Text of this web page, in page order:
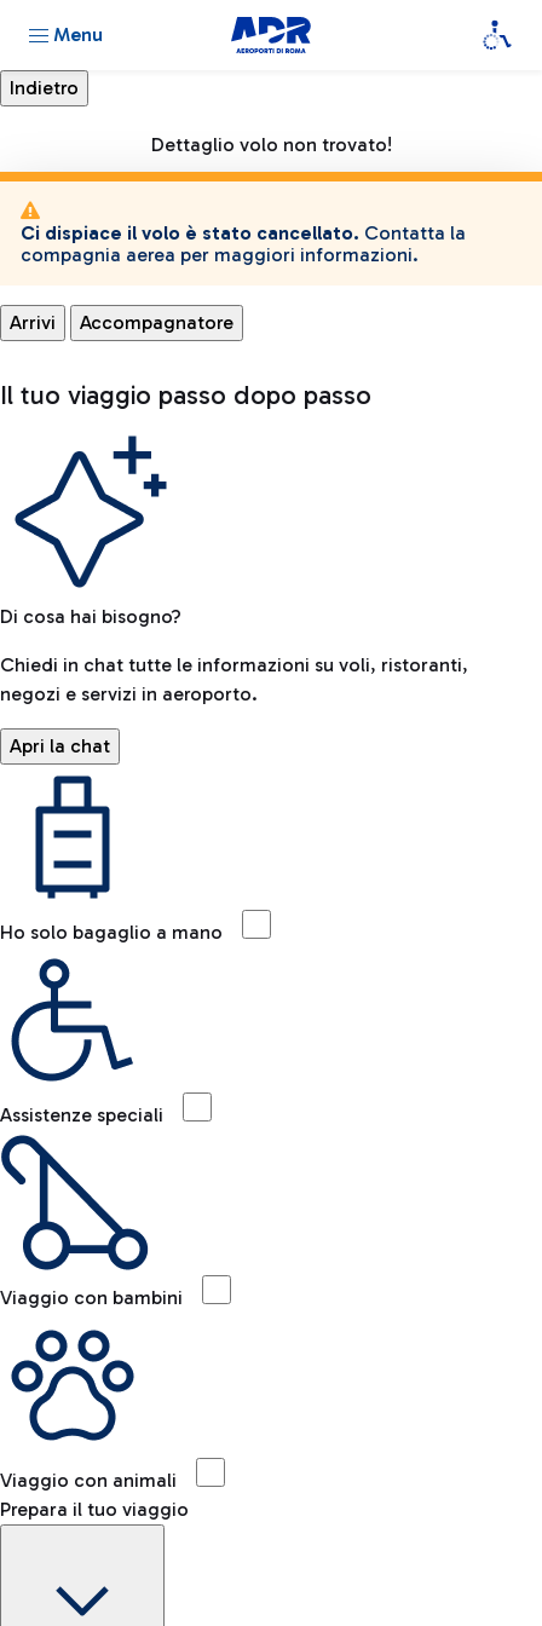
Menu
Dettaglio volo non trovato!
Ci dispiace il volo è stato cancellato. Contatta la
compagnia aerea per maggiori informazioni.
Arrivi Accompagnatore
Il tuo viaggio passo dopo passo
Di cosa hai bisogno?
Chiedi in chat tutte le informazioni su voli, ristoranti,
negozi e servizi in aeroporto.
Apri la chat
Ho solo bagaglio a mano
Assistenze speciali
Viaggio con bambini
Viaggio con animali
Prepara il tuo viaggio